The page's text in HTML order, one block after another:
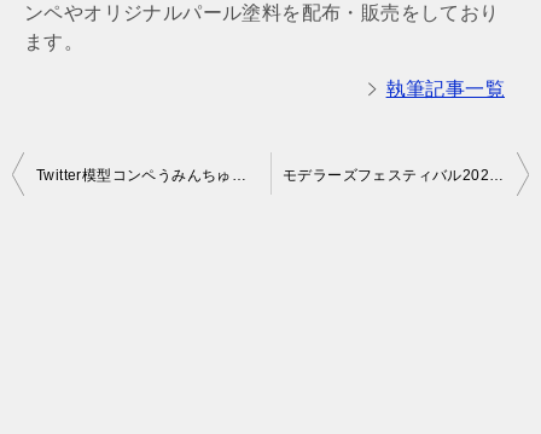
ンペやオリジナルパール塗料を配布・販売をしており
ます。
執筆記事一覧
投